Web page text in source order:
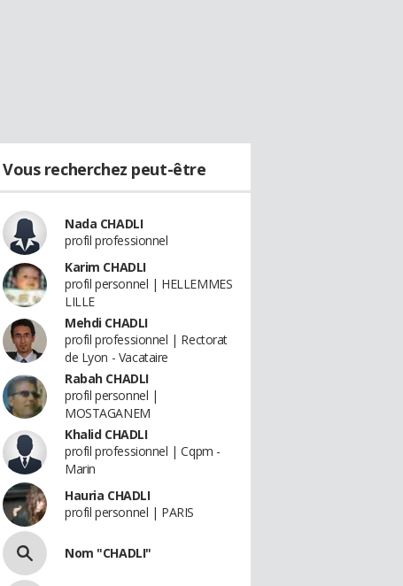
Vous recherchez peut-être
Nada CHADLI
profil professionnel
Karim CHADLI
profil personnel | HELLEMMES
LILLE
Mehdi CHADLI
profil professionnel | Rectorat
de Lyon - Vacataire
Rabah CHADLI
profil personnel |
MOSTAGANEM
Khalid CHADLI
profil professionnel | Cqpm -
Marin
Hauria CHADLI
profil personnel | PARIS
Nom "CHADLI"